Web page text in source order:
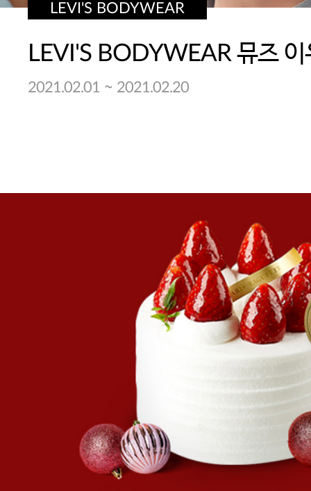
LEVI'S BODYWEAR
2021.02.01 ~ 2021.02.20